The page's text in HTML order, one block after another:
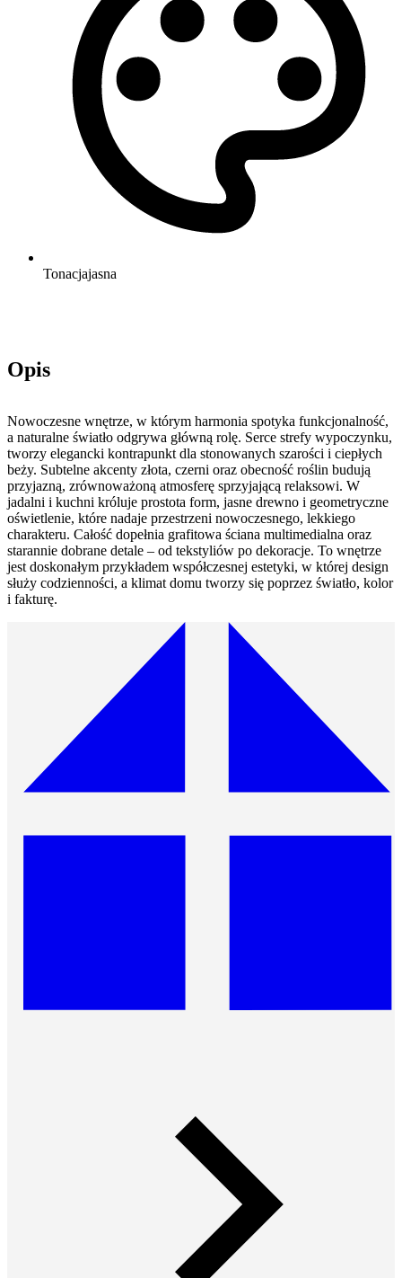
Tonacjajasna
Opis
Nowoczesne wnętrze, w którym harmonia spotyka funkcjonalność,
a naturalne światło odgrywa główną rolę. Serce strefy wypoczynku,
tworzy elegancki kontrapunkt dla stonowanych szarości i ciepłych
beży. Subtelne akcenty złota, czerni oraz obecność roślin budują
przyjazną, zrównoważoną atmosferę sprzyjającą relaksowi. W
jadalni i kuchni króluje prostota form, jasne drewno i geometryczne
oświetlenie, które nadaje przestrzeni nowoczesnego, lekkiego
charakteru. Całość dopełnia grafitowa ściana multimedialna oraz
starannie dobrane detale – od tekstyliów po dekoracje. To wnętrze
jest doskonałym przykładem współczesnej estetyki, w której design
służy codzienności, a klimat domu tworzy się poprzez światło, kolor
i fakturę.